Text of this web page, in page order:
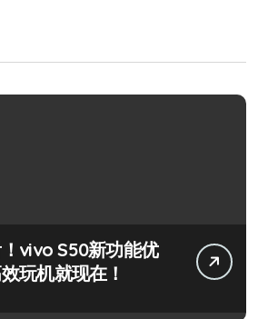
vivo S50新功能优
玩机就现在！